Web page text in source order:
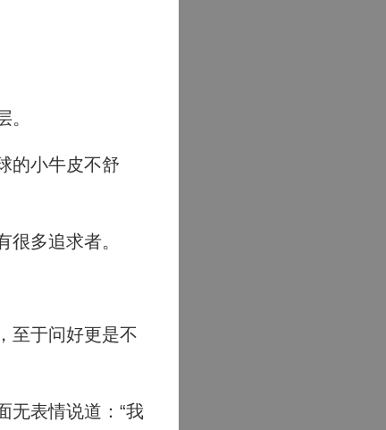
的小牛皮不舒
多追求者。
至于问好更是不
无表情说道：“我